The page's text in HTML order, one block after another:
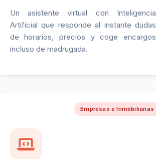
Un asistente virtual con Inteligencia
Artificial que responde al instante dudas
de horarios, precios y coge encargos
incluso de madrugada.
Empresas e Inmobiliarias